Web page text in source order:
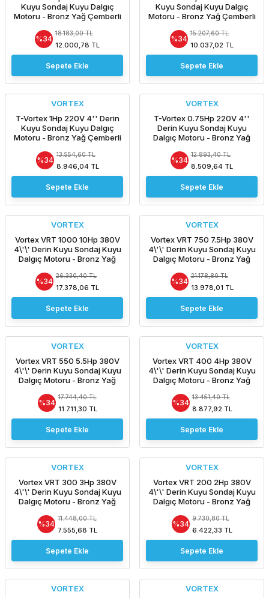
Kuyu Sondaj Kuyu Dalgıç
Motoru - Bronz Yağ Çemberli
ORJİNAL İTALYAN
%34
18.183,00 TL
12.000,78 TL
Sepete Ekle
Kuyu Sondaj Kuyu Dalgıç
Motoru - Bronz Yağ Çemberli
ORJİNAL İTALYAN
%34
15.207,60 TL
10.037,02 TL
Sepete Ekle
VORTEX
T-Vortex 1Hp 220V 4'' Derin
Kuyu Sondaj Kuyu Dalgıç
Motoru - Bronz Yağ Çemberli
ORJİNAL İTALYAN
%34
13.554,60 TL
8.946,04 TL
Sepete Ekle
VORTEX
T-Vortex 0.75Hp 220V 4''
Derin Kuyu Sondaj Kuyu
Dalgıç Motoru - Bronz Yağ
Motor / ORJİNAL İTALYAN
%34
12.893,40 TL
8.509,64 TL
Sepete Ekle
VORTEX
Vortex VRT 1000 10Hp 380V
4\'\' Derin Kuyu Sondaj Kuyu
Dalgıç Motoru - Bronz Yağ
Pompasız Tek Motor
%34
26.330,40 TL
17.378,06 TL
Sepete Ekle
VORTEX
Vortex VRT 750 7.5Hp 380V
4\'\' Derin Kuyu Sondaj Kuyu
Dalgıç Motoru - Bronz Yağ
Pompasız Tek Motor
%34
21.178,80 TL
13.978,01 TL
Sepete Ekle
VORTEX
Vortex VRT 550 5.5Hp 380V
4\'\' Derin Kuyu Sondaj Kuyu
Dalgıç Motoru - Bronz Yağ
Pompasız Tek Motor
%34
17.744,40 TL
11.711,30 TL
Sepete Ekle
VORTEX
Vortex VRT 400 4Hp 380V
4\'\' Derin Kuyu Sondaj Kuyu
Dalgıç Motoru - Bronz Yağ
Pompasız Tek Motor
%34
13.451,40 TL
8.877,92 TL
Sepete Ekle
VORTEX
Vortex VRT 300 3Hp 380V
4\'\' Derin Kuyu Sondaj Kuyu
Dalgıç Motoru - Bronz Yağ
Pompasız Tek Motor
%34
11.448,00 TL
7.555,68 TL
Sepete Ekle
VORTEX
Vortex VRT 200 2Hp 380V
4\'\' Derin Kuyu Sondaj Kuyu
Dalgıç Motoru - Bronz Yağ
Pompasız Tek Motor
%34
9.730,80 TL
6.422,33 TL
Sepete Ekle
VORTEX
VORTEX